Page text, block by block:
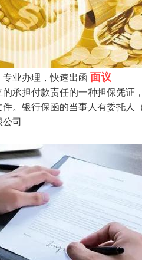
业办理，快速出函 面议
承担付款责任的一种担保凭证
。银行保函的当事人有委托
司